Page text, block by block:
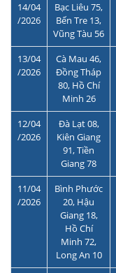
14/04
/2026
Bạc Liêu 75,
Bến Tre 13,
Vũng Tàu 56
13/04
/2026
Cà Mau 46,
Đồng Tháp
80, Hồ Chí
Minh 26
12/04
/2026
Đà Lạt 08,
Kiên Giang
91, Tiền
Giang 78
11/04
/2026
Bình Phước
20, Hậu
Giang 18,
Hồ Chí
Minh 72,
Long An 10